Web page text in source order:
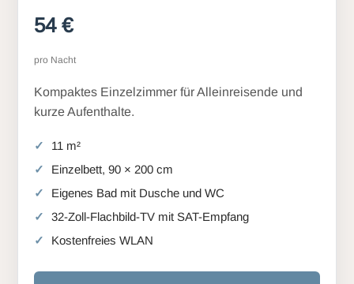
54 €
pro Nacht
Kompaktes Einzelzimmer für Alleinreisende und
kurze Aufenthalte.
11 m²
Einzelbett, 90 × 200 cm
Eigenes Bad mit Dusche und WC
32-Zoll-Flachbild-TV mit SAT-Empfang
Kostenfreies WLAN